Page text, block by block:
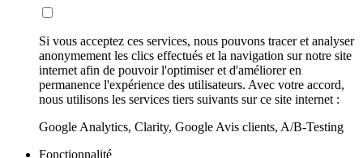
Si vous acceptez ces services, nous pouvons tracer et analyser
anonymement les clics effectués et la navigation sur notre site
internet afin de pouvoir l'optimiser et d'améliorer en
permanence l'expérience des utilisateurs. Avec votre accord,
nous utilisons les services tiers suivants sur ce site internet :
Google Analytics, Clarity, Google Avis clients, A/B-Testing
Fonctionnalité